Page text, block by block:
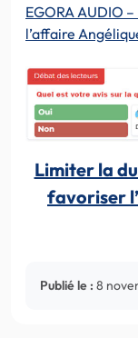
EGORA AUDIO
l’affaire
Limiter la
favoriser
Publié le : 8